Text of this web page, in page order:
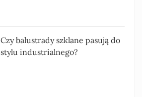
Czy balustrady szklane pasują do
stylu industrialnego?